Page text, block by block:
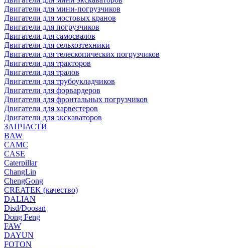
Двигатели для мини-погрузчиков
Двигатели для мостовых кранов
Двигатели для погрузчиков
Двигатели для самосвалов
Двигатели для сельхозтехники
Двигатели для телескопических погрузчиков
Двигатели для тракторов
Двигатели для тралов
Двигатели для трубоукладчиков
Двигатели для форвардеров
Двигатели для фронтальных погрузчиков
Двигатели для харвестеров
Двигатели для экскаваторов
ЗАПЧАСТИ
BAW
CAMC
CASE
Caterpillar
ChangLin
ChengGong
CREATEK (качество)
DALIAN
Disd/Doosan
Dong Feng
FAW
DAYUN
FOTON